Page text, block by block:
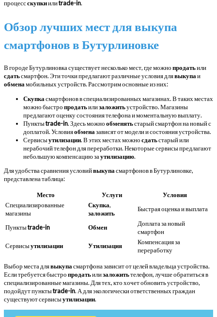
процессскупкиилиtrade-in.
Обзор лучших мест для выкупа
смартфонов в Бутурлиновке
В городе Бутурлиновка существует несколько мест, где можнопродатьили
сдатьсмартфон. Эти точки предлагают различные условия длявыкупаи
обменамобильных устройств. Рассмотрим основные из них:
Скупкасмартфонов в специализированных магазинах. В таких местах
можно быстропродатьилизаложитьустройство. Магазины
предлагают оценку состояния телефона и моментальную выплату.
Пунктыtrade-in. Здесь можнообменятьстарый смартфон на новый с
доплатой. Условияобменазависят от модели и состояния устройства.
Сервисыутилизации. В этих местах можносдатьстарый или
нерабочий телефон для переработки. Некоторые сервисы предлагают
небольшую компенсацию заутилизацию.
Для удобства сравнения условийвыкупасмартфонов в Бутурлиновке,
представлена таблица:
Место Услуги
Условия
Специализированные
магазины
Скупка,
заложить
Быстрая оценка и выплата
Пунктыtrade-in Обмен
Доплата за новый
смартфон
Сервисыутилизации Утилизация
Компенсация за
переработку
Выбор места длявыкупасмартфона зависит от целей владельца устройства.
Если требуется быстропродатьилизаложитьтелефон, лучше обратиться в
специализированные магазины. Для тех, кто хочет обновить устройство,
подойдут пунктыtrade-in. А для экологически ответственных граждан
существуют сервисыутилизации.